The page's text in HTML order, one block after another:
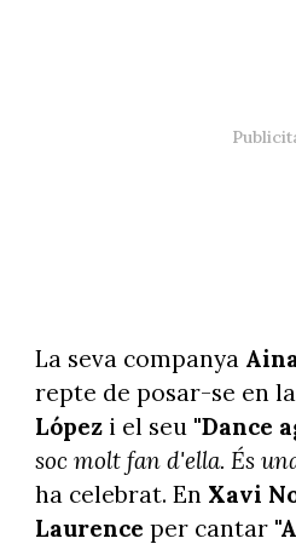
La seva companya
repte de posar-se en
López i el seu "Dance
soc molt fan d'ella. És
ha celebrat. En Xavi
Laurence per cantar